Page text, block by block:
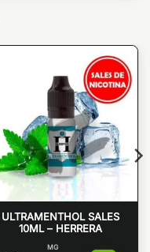
ULTRAMENTHOL SALES
10ML – HERRERA
MG